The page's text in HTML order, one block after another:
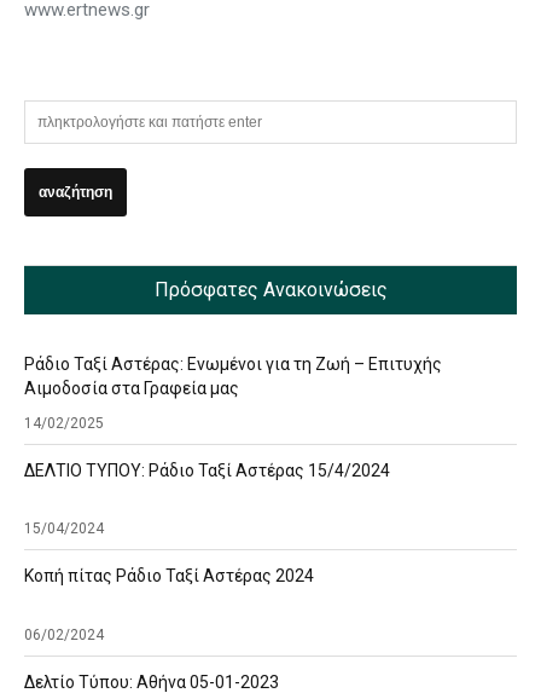
www.ertnews.gr
Πρόσφατες Ανακοινώσεις
Ράδιο Ταξί Αστέρας: Ενωμένοι για τη Ζωή – Επιτυχής
Αιμοδοσία στα Γραφεία μας
14/02/2025
ΔΕΛΤΙΟ ΤΥΠΟΥ: Ράδιο Ταξί Αστέρας 15/4/2024
15/04/2024
Κοπή πίτας Ράδιο Ταξί Αστέρας 2024
06/02/2024
Δελτίο Τύπου: Αθήνα 05-01-2023